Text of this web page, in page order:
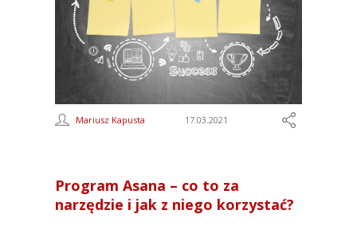
Mariusz Kapusta 17.03.2021
Program Asana – co to za
narzędzie i jak z niego korzystać?